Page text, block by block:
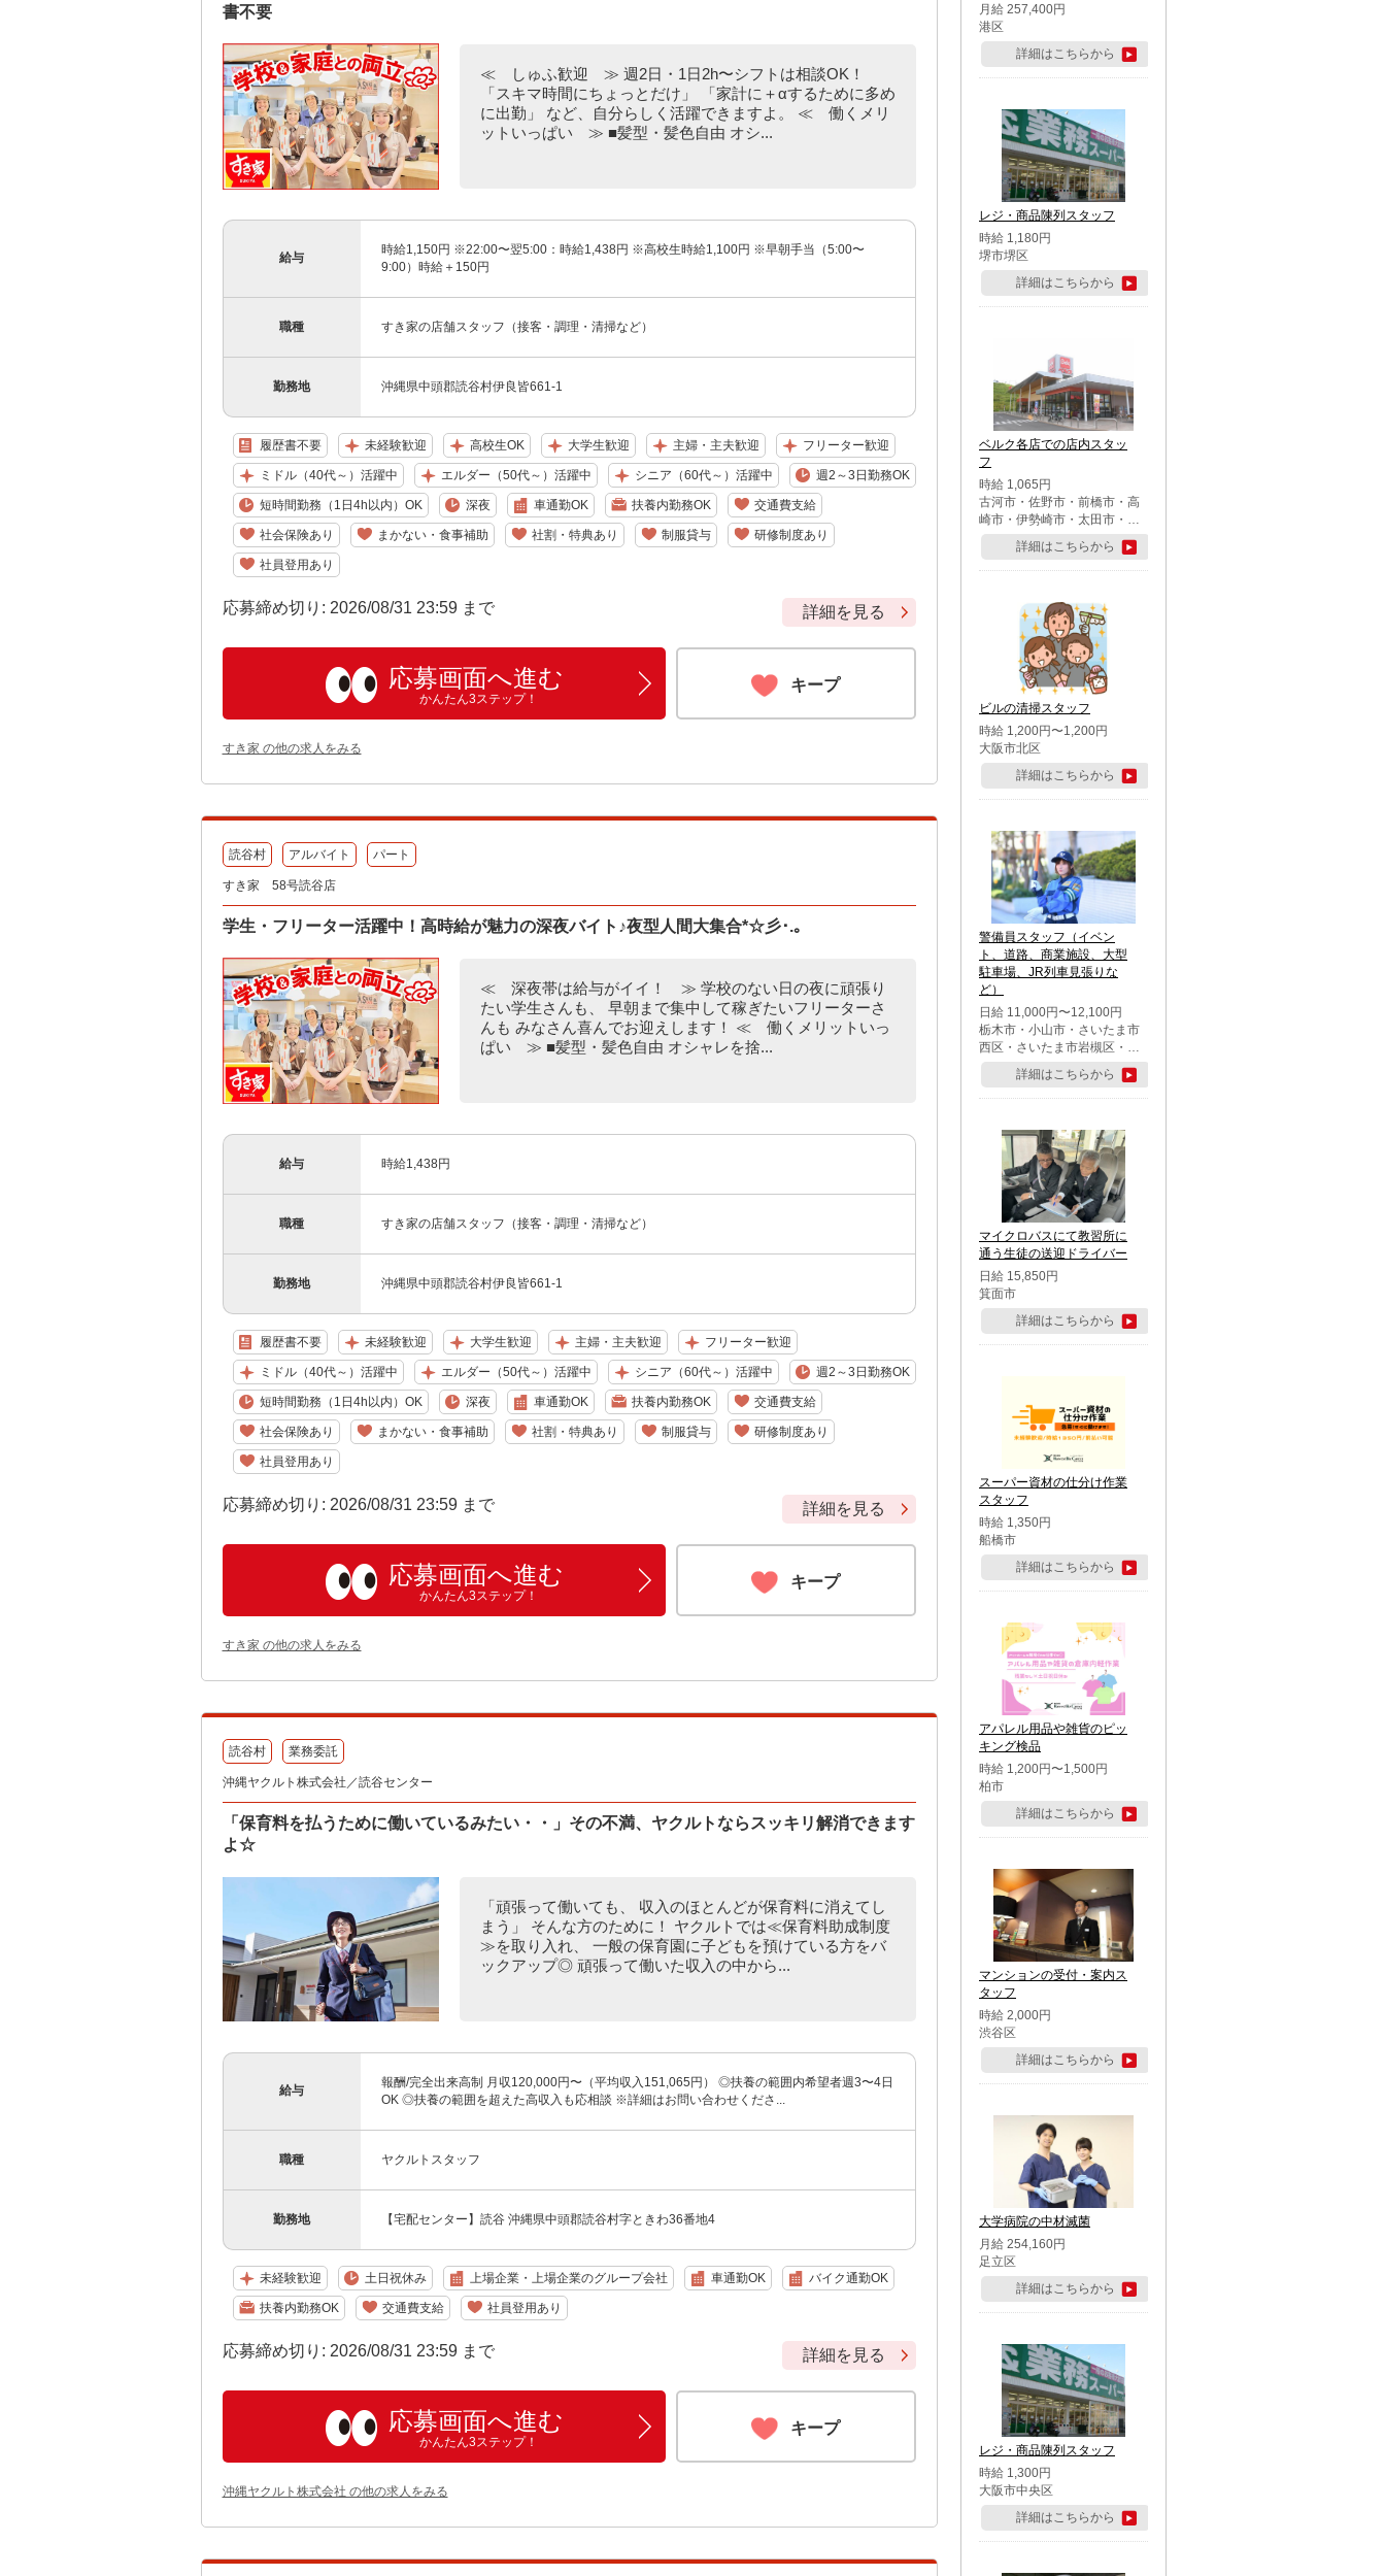
書不要
≪ しゅふ歓迎 ≫ 週2日・1日2h〜シフトは相談OK！
「スキマ時間にちょっとだけ」 「家計に＋αするために多め
に出勤」 など、自分らしく活躍できますよ。 ≪ 働くメリ
ットいっぱい ≫ ■髪型・髪色自由 オシ...
給与
時給1,150円 ※22:00〜翌5:00：時給1,438円 ※高校生時給1,100円 ※早朝手当（5:00〜
9:00）時給＋150円
職種 すき家の店舗スタッフ（接客・調理・清掃など）
勤務地 沖縄県中頭郡読谷村伊良皆661-1
履歴書不要 未経験歓迎 高校生OK 大学生歓迎 主婦・主夫歓迎 フリーター歓迎
ミドル（40代～）活躍中 エルダー（50代～）活躍中 シニア（60代～）活躍中 週2～3日勤務OK
短時間勤務（1日4h以内）OK 深夜 車通勤OK 扶養内勤務OK 交通費支給
社会保険あり まかない・食事補助 社割・特典あり 制服貸与 研修制度あり
社員登用あり
応募締め切り: 2026/08/31 23:59 まで 詳細を見る
応募画面へ進む
かんたん3ステップ！
キープ
すき家 の他の求人をみる
読谷村 アルバイト パート
すき家 58号読谷店
学生・フリーター活躍中！高時給が魅力の深夜バイト♪夜型人間大集合*☆彡･.｡
≪ 深夜帯は給与がイイ！ ≫ 学校のない日の夜に頑張り
たい学生さんも、 早朝まで集中して稼ぎたいフリーターさ
んも みなさん喜んでお迎えします！ ≪ 働くメリットいっ
ぱい ≫ ■髪型・髪色自由 オシャレを捨...
給与 時給1,438円
職種 すき家の店舗スタッフ（接客・調理・清掃など）
勤務地 沖縄県中頭郡読谷村伊良皆661-1
履歴書不要 未経験歓迎 大学生歓迎 主婦・主夫歓迎 フリーター歓迎
ミドル（40代～）活躍中 エルダー（50代～）活躍中 シニア（60代～）活躍中 週2～3日勤務OK
短時間勤務（1日4h以内）OK 深夜 車通勤OK 扶養内勤務OK 交通費支給
社会保険あり まかない・食事補助 社割・特典あり 制服貸与 研修制度あり
社員登用あり
応募締め切り: 2026/08/31 23:59 まで 詳細を見る
応募画面へ進む
かんたん3ステップ！
キープ
すき家 の他の求人をみる
読谷村 業務委託
沖縄ヤクルト株式会社／読谷センター
「保育料を払うために働いているみたい・・」その不満、ヤクルトならスッキリ解消できます
よ☆
「頑張って働いても、 収入のほとんどが保育料に消えてし
まう」 そんな方のために！ ヤクルトでは≪保育料助成制度
≫を取り入れ、 一般の保育園に子どもを預けている方をバ
ックアップ◎ 頑張って働いた収入の中から...
給与
報酬/完全出来高制 月収120,000円〜（平均収入151,065円） ◎扶養の範囲内希望者週3〜4日
OK ◎扶養の範囲を超えた高収入も応相談 ※詳細はお問い合わせくださ...
職種 ヤクルトスタッフ
勤務地 【宅配センター】読谷 沖縄県中頭郡読谷村字ときわ36番地4
未経験歓迎 土日祝休み 上場企業・上場企業のグループ会社 車通勤OK バイク通勤OK
扶養内勤務OK 交通費支給 社員登用あり
応募締め切り: 2026/08/31 23:59 まで 詳細を見る
応募画面へ進む
かんたん3ステップ！
キープ
沖縄ヤクルト株式会社 の他の求人をみる
月給 257,400円
港区
詳細はこちらから
レジ・商品陳列スタッフ
時給 1,180円
堺市堺区
詳細はこちらから
ベルク各店での店内スタッ
フ
時給 1,065円
古河市・佐野市・前橋市・高
崎市・伊勢崎市・太田市・館
林市・藤岡市・大泉町・さい
たま市北区・川越市・熊谷
市・行田市・秩父市・所沢
市・鶴ケ島市・千葉市中央
区・市川市・松戸市・習志野
市・柏市・流山市・八千代
市・足立区・江戸川区・八王
子市・町田市
詳細はこちらから
ビルの清掃スタッフ
時給 1,200円〜1,200円
大阪市北区
詳細はこちらから
警備員スタッフ（イベン
ト、道路、商業施設、大型
駐車場、JR列車見張りな
ど）
日給 11,000円〜12,100円
栃木市・小山市・さいたま市
西区・さいたま市岩槻区・久
喜市・蓮田市
詳細はこちらから
マイクロバスにて教習所に
通う生徒の送迎ドライバー
日給 15,850円
箕面市
詳細はこちらから
スーパー資材の仕分け作業
スタッフ
時給 1,350円
船橋市
詳細はこちらから
アパレル用品や雑貨のピッ
キング検品
時給 1,200円〜1,500円
柏市
詳細はこちらから
マンションの受付・案内ス
タッフ
時給 2,000円
渋谷区
詳細はこちらから
大学病院の中材滅菌
月給 254,160円
足立区
詳細はこちらから
レジ・商品陳列スタッフ
時給 1,300円
大阪市中央区
詳細はこちらから